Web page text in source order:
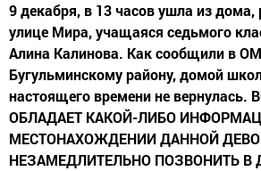
9 декабря, в 13 часов ушла из дома,
улице Мира, учащаяся седьмого
Алина Калинова. Как сообщили в
Бугульминскому району, домой
настоящего времени не вернулась.
ОБЛАДАЕТ КАКОЙ-ЛИБО
МЕСТОНАХОЖДЕНИИ ДАННОЙ
НЕЗАМЕДЛИТЕЛЬНО ПОЗВОНИТЬ